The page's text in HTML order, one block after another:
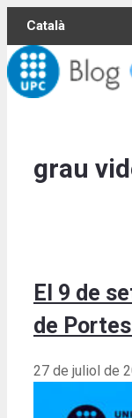
Skip
content
Català
grau
El 9 de
de
27 de juliol de